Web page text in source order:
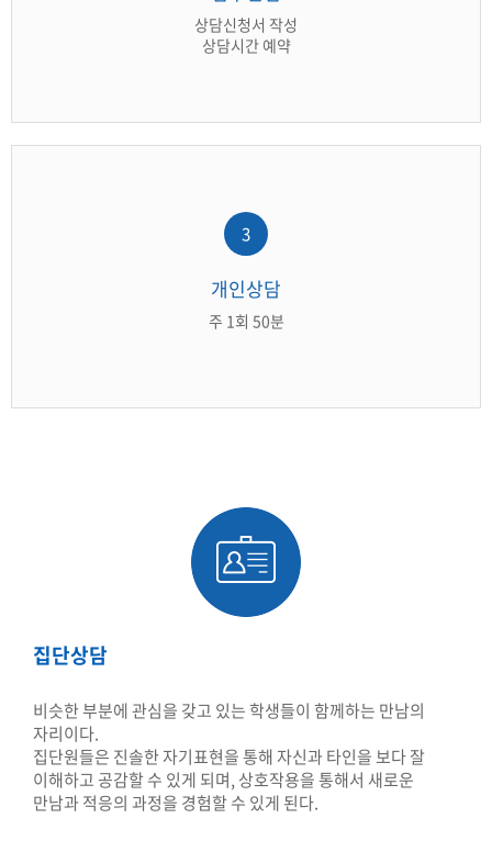
상담신청서 작성
상담시간 예약
3
개인상담
주 1회 50분
집단상담
비슷한 부분에 관심을 갖고 있는 학생들이 함께하는 만남의
자리이다.
집단원들은 진솔한 자기표현을 통해 자신과 타인을 보다 잘
이해하고 공감할 수 있게 되며, 상호작용을 통해서 새로운
만남과 적응의 과정을 경험할 수 있게 된다.